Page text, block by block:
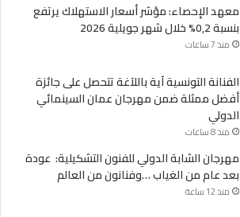
معهد الإحصاء: مؤشر أسعار الاستهلاك يرتفع
بنسبة 0,2% خلال شهر جويلية 2026
منذ 7 ساعات
الفنانة التونسية آية باللآغة تتحصل على جائزة
أفضل ممثلة ضمن مهرجان عمان السينمائي
الدولي
منذ 8 ساعات
مهرجان الشابة الدولي للفنون التشكيلية: عودة
بعد عام من الغياب …وفنانون من العالم
منذ 12 ساعة